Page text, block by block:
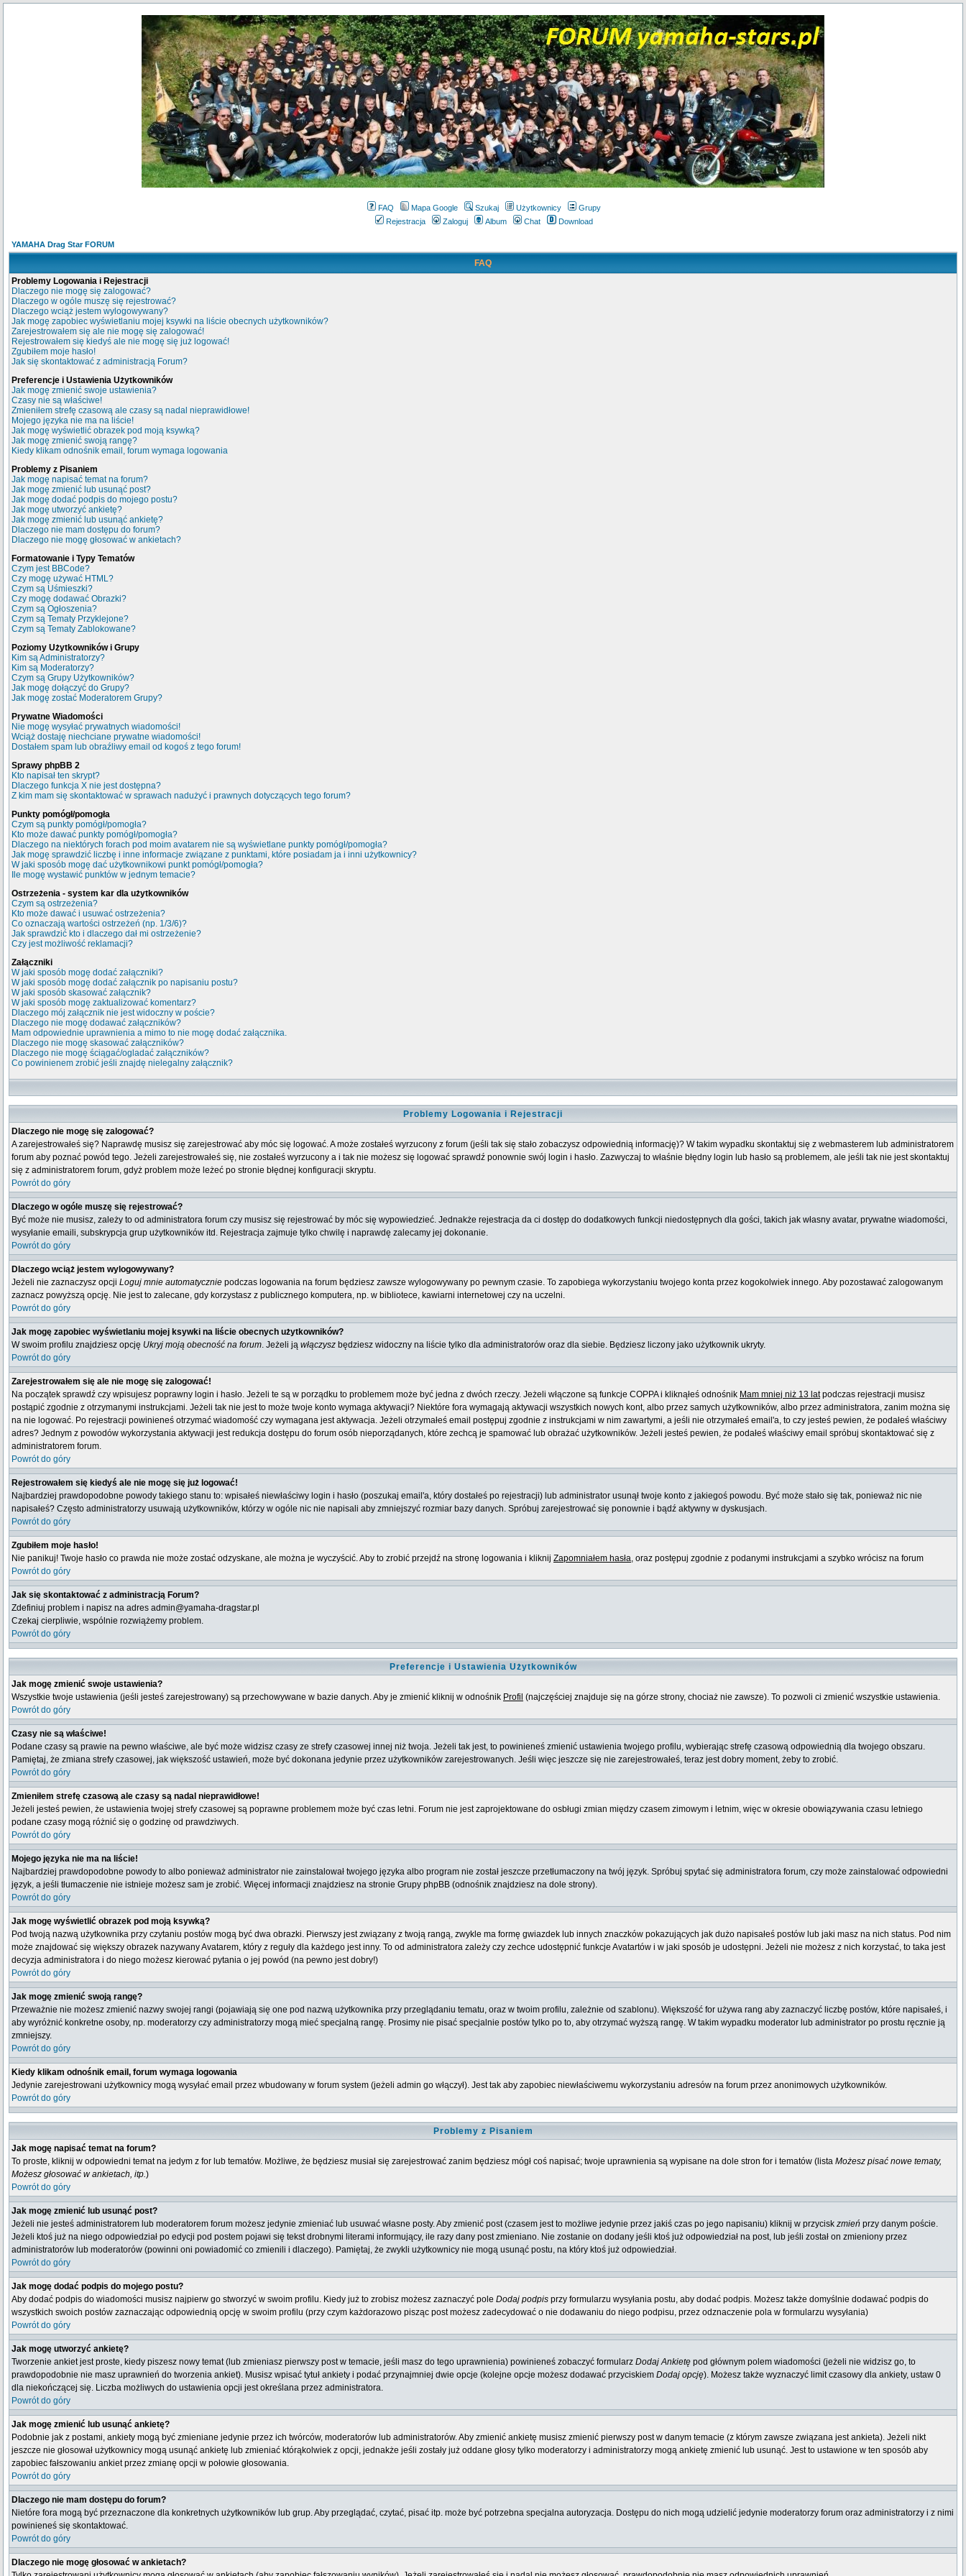
FAQ Mapa Google Szukaj Użytkownicy
Grupy
Rejestracja
Zaloguj Album Chat Download
YAMAHA Drag Star FORUM
FAQ
Problemy Logowania i Rejestracji
Dlaczego nie mogę się zalogować?
Dlaczego w ogóle muszę się rejestrować?
Dlaczego wciąż jestem wylogowywany?
Jak mogę zapobiec wyświetlaniu mojej ksywki na liście obecnych użytkowników?
Zarejestrowałem się ale nie mogę się zalogować!
Rejestrowałem się kiedyś ale nie mogę się już logować!
Zgubiłem moje hasło!
Jak się skontaktować z administracją Forum?
Preferencje i Ustawienia Użytkowników
Jak mogę zmienić swoje ustawienia?
Czasy nie są właściwe!
Zmieniłem strefę czasową ale czasy są nadal nieprawidłowe!
Mojego języka nie ma na liście!
Jak mogę wyświetlić obrazek pod moją ksywką?
Jak mogę zmienić swoją rangę?
Kiedy klikam odnośnik email, forum wymaga logowania
Problemy z Pisaniem
Jak mogę napisać temat na forum?
Jak mogę zmienić lub usunąć post?
Jak mogę dodać podpis do mojego postu?
Jak mogę utworzyć ankietę?
Jak mogę zmienić lub usunąć ankietę?
Dlaczego nie mam dostępu do forum?
Dlaczego nie mogę głosować w ankietach?
Formatowanie i Typy Tematów
Czym jest BBCode?
Czy mogę używać HTML?
Czym są Uśmieszki?
Czy mogę dodawać Obrazki?
Czym są Ogłoszenia?
Czym są Tematy Przyklejone?
Czym są Tematy Zablokowane?
Poziomy Użytkowników i Grupy
Kim są Administratorzy?
Kim są Moderatorzy?
Czym są Grupy Użytkowników?
Jak mogę dołączyć do Grupy?
Jak mogę zostać Moderatorem Grupy?
Prywatne Wiadomości
Nie mogę wysyłać prywatnych wiadomości!
Wciąż dostaję niechciane prywatne wiadomości!
Dostałem spam lub obraźliwy email od kogoś z tego forum!
Sprawy phpBB 2
Kto napisał ten skrypt?
Dlaczego funkcja X nie jest dostępna?
Z kim mam się skontaktować w sprawach nadużyć i prawnych dotyczących tego forum?
Punkty pomógł/pomogła
Czym są punkty pomógł/pomogła?
Kto może dawać punkty pomógł/pomogła?
Dlaczego na niektórych forach pod moim avatarem nie są wyświetlane punkty pomógł/pomogła?
Jak mogę sprawdzić liczbę i inne informacje związane z punktami, które posiadam ja i inni użytkownicy?
W jaki sposób mogę dać użytkownikowi punkt pomógł/pomogła?
Ile mogę wystawić punktów w jednym temacie?
Ostrzeżenia - system kar dla użytkowników
Czym są ostrzeżenia?
Kto może dawać i usuwać ostrzeżenia?
Co oznaczają wartości ostrzeżeń (np. 1/3/6)?
Jak sprawdzić kto i dlaczego dał mi ostrzeżenie?
Czy jest możliwość reklamacji?
Załączniki
W jaki sposób mogę dodać załączniki?
W jaki sposób mogę dodać załącznik po napisaniu postu?
W jaki sposób skasować załącznik?
W jaki sposób mogę zaktualizować komentarz?
Dlaczego mój załącznik nie jest widoczny w poście?
Dlaczego nie mogę dodawać załączników?
Mam odpowiednie uprawnienia a mimo to nie mogę dodać załącznika.
Dlaczego nie mogę skasować załączników?
Dlaczego nie mogę ściągać/ogladać załączników?
Co powinienem zrobić jeśli znajdę nielegalny załącznik?
Problemy Logowania i Rejestracji
Dlaczego nie mogę się zalogować?
A zarejestrowałeś się? Naprawdę musisz się zarejestrować aby móc się logować. A może zostałeś wyrzucony z forum (jeśli tak się stało zobaczysz odpowiednią informację)? W takim wypadku skontaktuj się z webmasterem lub administratorem
forum aby poznać powód tego. Jeżeli zarejestrowałeś się, nie zostałeś wyrzucony a i tak nie możesz się logować sprawdź ponownie swój login i hasło. Zazwyczaj to właśnie błędny login lub hasło są problemem, ale jeśli tak nie jest skontaktuj
się z administratorem forum, gdyż problem może leżeć po stronie błędnej konfiguracji skryptu.
Powrót do góry
Dlaczego w ogóle muszę się rejestrować?
Być może nie musisz, zależy to od administratora forum czy musisz się rejestrować by móc się wypowiedzieć. Jednakże rejestracja da ci dostęp do dodatkowych funkcji niedostępnych dla gości, takich jak własny avatar, prywatne wiadomości,
wysyłanie emaili, subskrypcja grup użytkowników itd. Rejestracja zajmuje tylko chwilę i naprawdę zalecamy jej dokonanie.
Powrót do góry
Dlaczego wciąż jestem wylogowywany?
Jeżeli nie zaznaczysz opcji Loguj mnie automatycznie podczas logowania na forum będziesz zawsze wylogowywany po pewnym czasie. To zapobiega wykorzystaniu twojego konta przez kogokolwiek innego. Aby pozostawać zalogowanym
zaznacz powyższą opcję. Nie jest to zalecane, gdy korzystasz z publicznego komputera, np. w bibliotece, kawiarni internetowej czy na uczelni.
Powrót do góry
Jak mogę zapobiec wyświetlaniu mojej ksywki na liście obecnych użytkowników?
W swoim profilu znajdziesz opcję Ukryj moją obecność na forum. Jeżeli ją włączysz będziesz widoczny na liście tylko dla administratorów oraz dla siebie. Będziesz liczony jako użytkownik ukryty.
Powrót do góry
Zarejestrowałem się ale nie mogę się zalogować!
Na początek sprawdź czy wpisujesz poprawny login i hasło. Jeżeli te są w porządku to problemem może być jedna z dwóch rzeczy. Jeżeli włączone są funkcje COPPA i kliknąłeś odnośnik Mam mniej niż 13 latpodczas rejestracji musisz
postąpić zgodnie z otrzymanymi instrukcjami. Jeżeli tak nie jest to może twoje konto wymaga aktywacji? Niektóre fora wymagają aktywacji wszystkich nowych kont, albo przez samych użytkowników, albo przez administratora, zanim można się
na nie logować. Po rejestracji powinieneś otrzymać wiadomość czy wymagana jest aktywacja. Jeżeli otrzymałeś email postępuj zgodnie z instrukcjami w nim zawartymi, a jeśli nie otrzymałeś email'a, to czy jesteś pewien, że podałeś właściwy
adres? Jednym z powodów wykorzystania aktywacji jest redukcja dostępu do forum osób nieporządanych, które zechcą je spamować lub obrażać użytkowników. Jeżeli jesteś pewien, że podałeś właściwy email spróbuj skontaktować się z
administratorem forum.
Powrót do góry
Rejestrowałem się kiedyś ale nie mogę się już logować!
Najbardziej prawdopodobne powody takiego stanu to: wpisałeś niewłaściwy login i hasło (poszukaj email'a, który dostałeś po rejestracji) lub administrator usunął twoje konto z jakiegoś powodu. Być może stało się tak, ponieważ nic nie
napisałeś? Często administratorzy usuwają użytkowników, którzy w ogóle nic nie napisali aby zmniejszyć rozmiar bazy danych. Spróbuj zarejestrować się ponownie i bądź aktywny w dyskusjach.
Powrót do góry
Zgubiłem moje hasło!
Nie panikuj! Twoje hasło co prawda nie może zostać odzyskane, ale można je wyczyścić. Aby to zrobić przejdź na stronę logowania i kliknij Zapomniałem hasła, oraz postępuj zgodnie z podanymi instrukcjami a szybko wrócisz na forum
Powrót do góry
Jak się skontaktować z administracją Forum?
Zdefiniuj problem i napisz na adres admin@yamaha-dragstar.pl
Czekaj cierpliwie, wspólnie rozwiążemy problem.
Powrót do góry
Preferencje i Ustawienia Użytkowników
Jak mogę zmienić swoje ustawienia?
Wszystkie twoje ustawienia (jeśli jesteś zarejestrowany) są przechowywane w bazie danych. Aby je zmienić kliknij w odnośnik Profil (najczęściej znajduje się na górze strony, chociaż nie zawsze). To pozwoli ci zmienić wszystkie ustawienia.
Powrót do góry
Czasy nie są właściwe!
Podane czasy są prawie na pewno właściwe, ale być może widzisz czasy ze strefy czasowej innej niż twoja. Jeżeli tak jest, to powinieneś zmienić ustawienia twojego profilu, wybierając strefę czasową odpowiednią dla twojego obszaru.
Pamiętaj, że zmiana strefy czasowej, jak większość ustawień, może być dokonana jedynie przez użytkowników zarejestrowanych. Jeśli więc jeszcze się nie zarejestrowałeś, teraz jest dobry moment, żeby to zrobić.
Powrót do góry
Zmieniłem strefę czasową ale czasy są nadal nieprawidłowe!
Jeżeli jesteś pewien, że ustawienia twojej strefy czasowej są poprawne problemem może być czas letni. Forum nie jest zaprojektowane do osbługi zmian między czasem zimowym i letnim, więc w okresie obowiązywania czasu letniego
podane czasy mogą różnić się o godzinę od prawdziwych.
Powrót do góry
Mojego języka nie ma na liście!
Najbardziej prawdopodobne powody to albo ponieważ administrator nie zainstalował twojego języka albo program nie został jeszcze przetłumaczony na twój język. Spróbuj spytać się administratora forum, czy może zainstalować odpowiedni
język, a jeśli tłumaczenie nie istnieje możesz sam je zrobić. Więcej informacji znajdziesz na stronie Grupy phpBB (odnośnik znajdziesz na dole strony).
Powrót do góry
Jak mogę wyświetlić obrazek pod moją ksywką?
Pod twoją nazwą użytkownika przy czytaniu postów mogą być dwa obrazki. Pierwszy jest związany z twoją rangą, zwykle ma formę gwiazdek lub innych znaczków pokazujących jak dużo napisałeś postów lub jaki masz na nich status. Pod nim
może znajdować się większy obrazek nazywany Avatarem, który z reguły dla każdego jest inny. To od administratora zależy czy zechce udostępnić funkcje Avatartów i w jaki sposób je udostępni. Jeżeli nie możesz z nich korzystać, to taka jest
decyzja administratora i do niego możesz kierować pytania o jej powód (na pewno jest dobry!)
Powrót do góry
Jak mogę zmienić swoją rangę?
Przeważnie nie możesz zmienić nazwy swojej rangi (pojawiają się one pod nazwą użytkownika przy przeglądaniu tematu, oraz w twoim profilu, zależnie od szablonu). Większość for używa rang aby zaznaczyć liczbę postów, które napisałeś, i
aby wyróżnić konkretne osoby, np. moderatorzy czy administratorzy mogą mieć specjalną rangę. Prosimy nie pisać specjalnie postów tylko po to, aby otrzymać wyższą rangę. W takim wypadku moderator lub administrator po prostu ręcznie ją
zmniejszy.
Powrót do góry
Kiedy klikam odnośnik email, forum wymaga logowania
Jedynie zarejestrowani użytkownicy mogą wysyłać email przez wbudowany w forum system (jeżeli admin go włączył). Jest tak aby zapobiec niewłaściwemu wykorzystaniu adresów na forum przez anonimowych użytkowników.
Powrót do góry
Problemy z Pisaniem
Jak mogę napisać temat na forum?
To proste, kliknij w odpowiedni temat na jedym z for lub tematów. Możliwe, że będziesz musiał się zarejestrować zanim będziesz mógł coś napisać; twoje uprawnienia są wypisane na dole stron for i tematów (lista Możesz pisać nowe tematy,
Możesz głosować w ankietach, itp.)
Powrót do góry
Jak mogę zmienić lub usunąć post?
Jeżeli nie jesteś administratorem lub moderatorem forum możesz jedynie zmieniać lub usuwać własne posty. Aby zmienić post (czasem jest to możliwe jedynie przez jakiś czas po jego napisaniu) kliknij w przycisk zmień przy danym poście.
Jeżeli ktoś już na niego odpowiedział po edycji pod postem pojawi się tekst drobnymi literami informujący, ile razy dany post zmieniano. Nie zostanie on dodany jeśli ktoś już odpowiedział na post, lub jeśli został on zmieniony przez
administratorów lub moderatorów (powinni oni powiadomić co zmienili i dlaczego). Pamiętaj, że zwykli użytkownicy nie mogą usunąć postu, na który ktoś już odpowiedział.
Powrót do góry
Jak mogę dodać podpis do mojego postu?
Aby dodać podpis do wiadomości musisz najpierw go stworzyć w swoim profilu. Kiedy już to zrobisz możesz zaznaczyć pole Dodaj podpis przy formularzu wysyłania postu, aby dodać podpis. Możesz także domyślnie dodawać podpis do
wszystkich swoich postów zaznaczając odpowiednią opcję w swoim profilu (przy czym każdorazowo pisząc post możesz zadecydować o nie dodawaniu do niego podpisu, przez odznaczenie pola w formularzu wysyłania)
Powrót do góry
Jak mogę utworzyć ankietę?
Tworzenie ankiet jest proste, kiedy piszesz nowy temat (lub zmieniasz pierwszy post w temacie, jeśli masz do tego uprawnienia) powinieneś zobaczyć formularz Dodaj Ankietę pod głównym polem wiadomości (jeżeli nie widzisz go, to
prawdopodobnie nie masz uprawnień do tworzenia ankiet). Musisz wpisać tytuł ankiety i podać przynajmniej dwie opcje (kolejne opcje możesz dodawać przyciskiem Dodaj opcję). Możesz także wyznaczyć limit czasowy dla ankiety, ustaw 0
dla niekończącej się. Liczba możliwych do ustawienia opcji jest określana przez administratora.
Powrót do góry
Jak mogę zmienić lub usunąć ankietę?
Podobnie jak z postami, ankiety mogą być zmieniane jedynie przez ich twórców, moderatorów lub administratorów. Aby zmienić ankietę musisz zmienić pierwszy post w danym temacie (z którym zawsze związana jest ankieta). Jeżeli nikt
jeszcze nie głosował użytkownicy mogą usunąć ankietę lub zmieniać którąkolwiek z opcji, jednakże jeśli zostały już oddane głosy tylko moderatorzy i administratorzy mogą ankietę zmienić lub usunąć. Jest to ustawione w ten sposób aby
zapobiec fałszowaniu ankiet przez zmianę opcji w połowie głosowania.
Powrót do góry
Dlaczego nie mam dostępu do forum?
Nietóre fora mogą być przeznaczone dla konkretnych użytkowników lub grup. Aby przeglądać, czytać, pisać itp. może być potrzebna specjalna autoryzacja. Dostępu do nich mogą udzielić jedynie moderatorzy forum oraz administratorzy i z nimi
powinieneś się skontaktować.
Powrót do góry
Dlaczego nie mogę głosować w ankietach?